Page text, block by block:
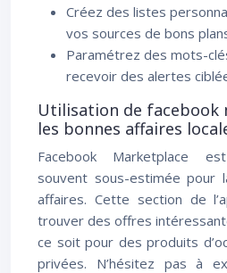
Créez des listes
vos sources de bons
Paramétrez des mots-
recevoir des alertes
Utilisation de facebook
les bonnes affaires
Facebook Marketplace
souvent sous-estimée pour
affaires. Cette section de
trouver des offres
ce soit pour des produits
privées. N’hésitez pas à